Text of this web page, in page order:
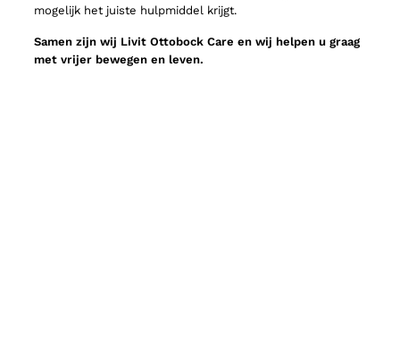
mogelijk het juiste hulpmiddel krijgt.
Samen zijn wij Livit Ottobock Care en wij helpen u graag
met vrijer bewegen en leven.